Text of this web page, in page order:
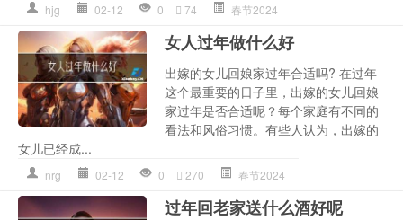
hjg 02-12 0 74 春节2024
女人过年做什么好
出嫁的女儿回娘家过年合适吗? 在过年
这个最重要的日子里，出嫁的女儿回娘
家过年是否合适呢？每个家庭有不同的
看法和风俗习惯。有些人认为，出嫁的
女儿已经成...
nrg 02-12 0 270 春节2024
过年回老家送什么酒好呢